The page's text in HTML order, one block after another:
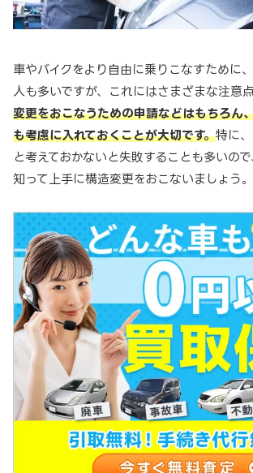
車やバイクをより自由に乗りこなすために
人も多いですが、これにはさまざまな注意点
変更をおこなうための申請などはもちろん
も考慮に入れておくことが大切です。特に
と考えておかないと失敗することも多いの
知って上手に構造変更をおこないましょう。